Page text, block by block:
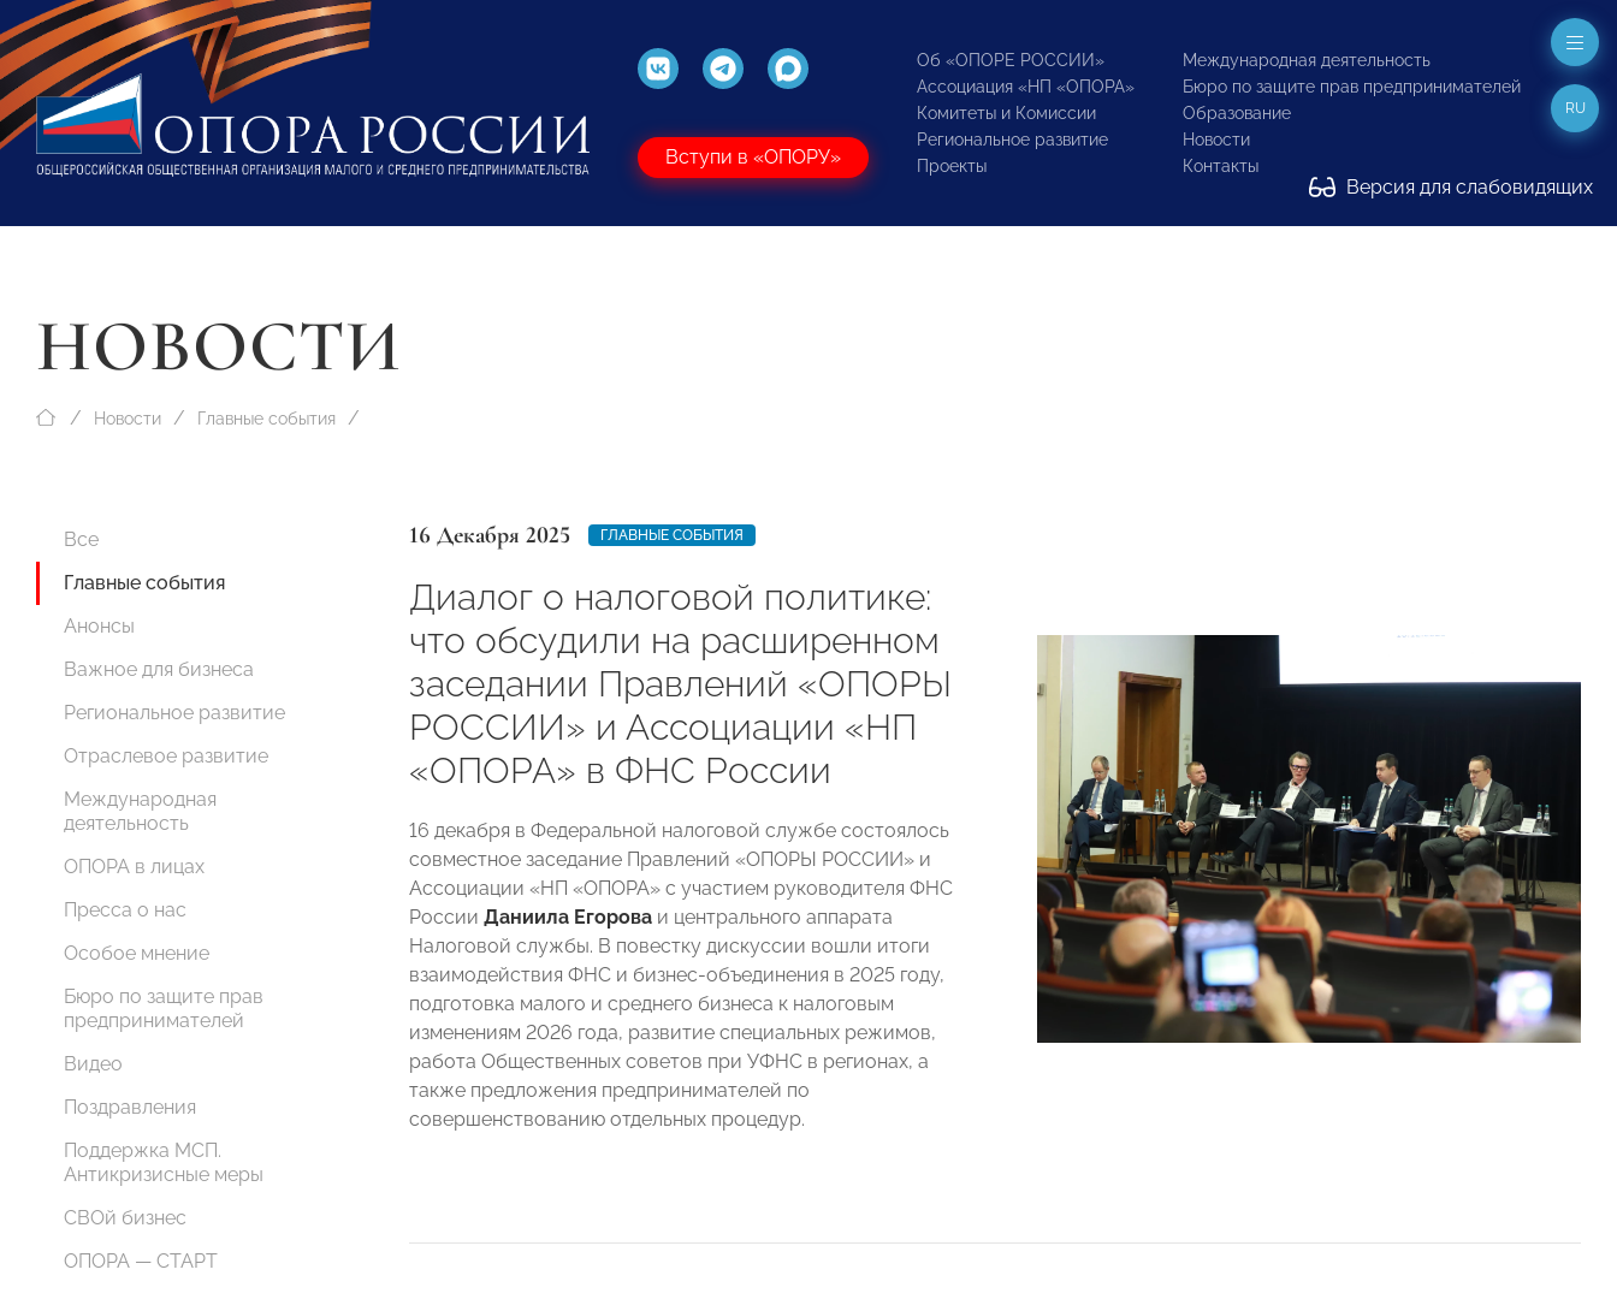
Вступи в «ОПОРУ»
Об «ОПОРЕ РОССИИ»
Ассоциация «НП «ОПОРА»
Комитеты и Комиссии
Региональное развитие
Проекты
Международная деятельность
Бюро по защите прав предпринимателей
Образование
Новости
Контакты
Версия для слабовидящих
RU
НОВОСТИ
Новости Главные события
Все
Главные события
Анонсы
Важное для бизнеса
Региональное развитие
Отраслевое развитие
Международная
деятельность
ОПОРА в лицах
Пресса о нас
Особое мнение
Бюро по защите прав
предпринимателей
Видео
Поздравления
Поддержка МСП.
Антикризисные меры
СВОй бизнес
ОПОРА — СТАРТ
16 Декабря 2025 ГЛАВНЫЕ СОБЫТИЯ
Диалог о налоговой политике:
что обсудили на расширенном
заседании Правлений «ОПОРЫ
РОССИИ» и Ассоциации «НП
«ОПОРА» в ФНС России
16 декабря в Федеральной налоговой службе состоялось
совместное заседание Правлений «ОПОРЫ РОССИИ» и
Ассоциации «НП «ОПОРА» с участием руководителя ФНС
России Даниила Егорова и центрального аппарата
Налоговой службы. В повестку дискуссии вошли итоги
взаимодействия ФНС и бизнес-объединения в 2025 году,
подготовка малого и среднего бизнеса к налоговым
изменениям 2026 года, развитие специальных режимов,
работа Общественных советов при УФНС в регионах, а
также предложения предпринимателей по
совершенствованию отдельных процедур.